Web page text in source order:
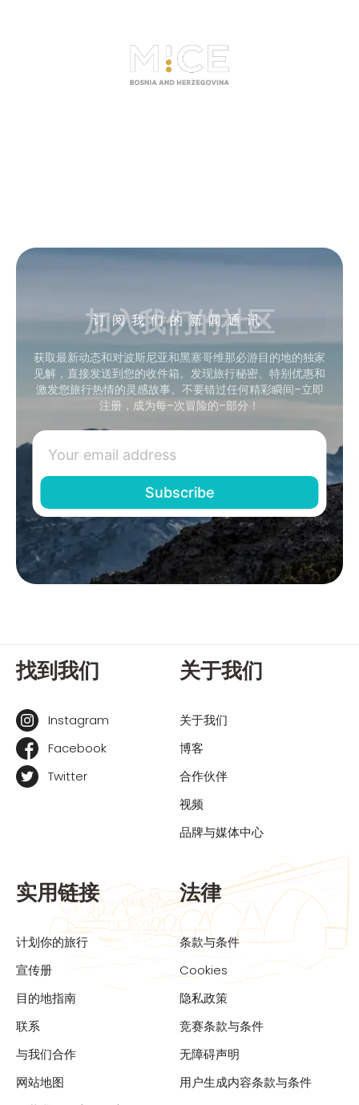
订阅我们的新闻通讯
加入我们的社区
获取最新动态和对波斯尼亚和黑塞哥维那必游目的地的独家
见解，直接发送到您的收件箱。发现旅行秘密、特别优惠和
激发您旅行热情的灵感故事。不要错过任何精彩瞬间–立即
注册，成为每–次冒险的–部分！
找到我们
Instagram
Facebook
Twitter
关于我们
关于我们
博客
合作伙伴
视频
品牌与媒体中心
实用链接
计划你的旅行
宣传册
目的地指南
联系
与我们合作
网站地图
法律
条款与条件
Cookies
隐私政策
竞赛条款与条件
无障碍声明
用户生成内容条款与条件